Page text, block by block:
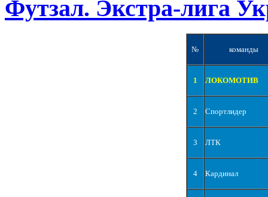
Футзал. Экстра-лига
№ команды
1 ЛОКОМОТИВ
2 Спортлидер
3 ЛТК
4 Кардинал